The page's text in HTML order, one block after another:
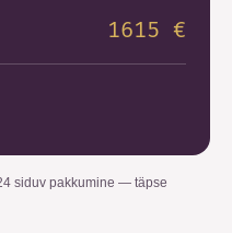
1615 €
siduv pakkumine — täpse